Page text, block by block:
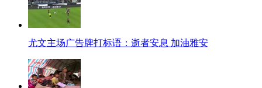
尤文主场广告牌打标语：逝者安息 加油雅安